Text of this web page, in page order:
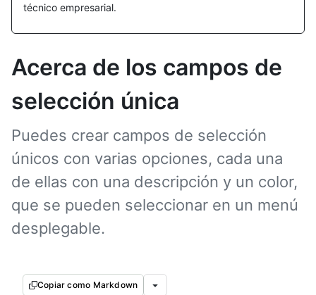
técnico empresarial.
Acerca de los campos de
selección única
Puedes crear campos de selección
únicos con varias opciones, cada una
de ellas con una descripción y un color,
que se pueden seleccionar en un menú
desplegable.
Copiar como Markdown